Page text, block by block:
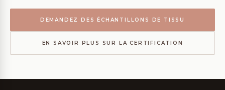
DEMANDEZ DES ÉCHANTILLONS DE TISSU
EN SAVOIR PLUS SUR LA CERTIFICATION